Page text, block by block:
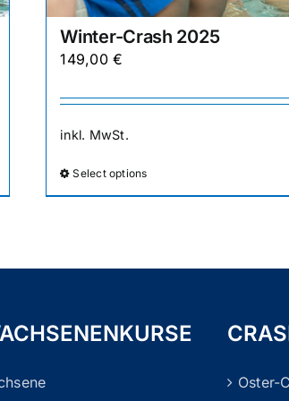
Winter-Crash 2025
149,00€
inkl. MwSt.
Select optionsDieses
Produkt
Varianten
Die
Optionen
Oster-